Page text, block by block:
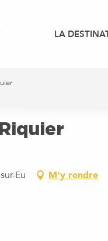
LA
Eu M'y rendre